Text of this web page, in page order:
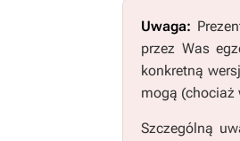
Uwaga:
przez Was
konkretną
mogą (chociaż
Szczególną